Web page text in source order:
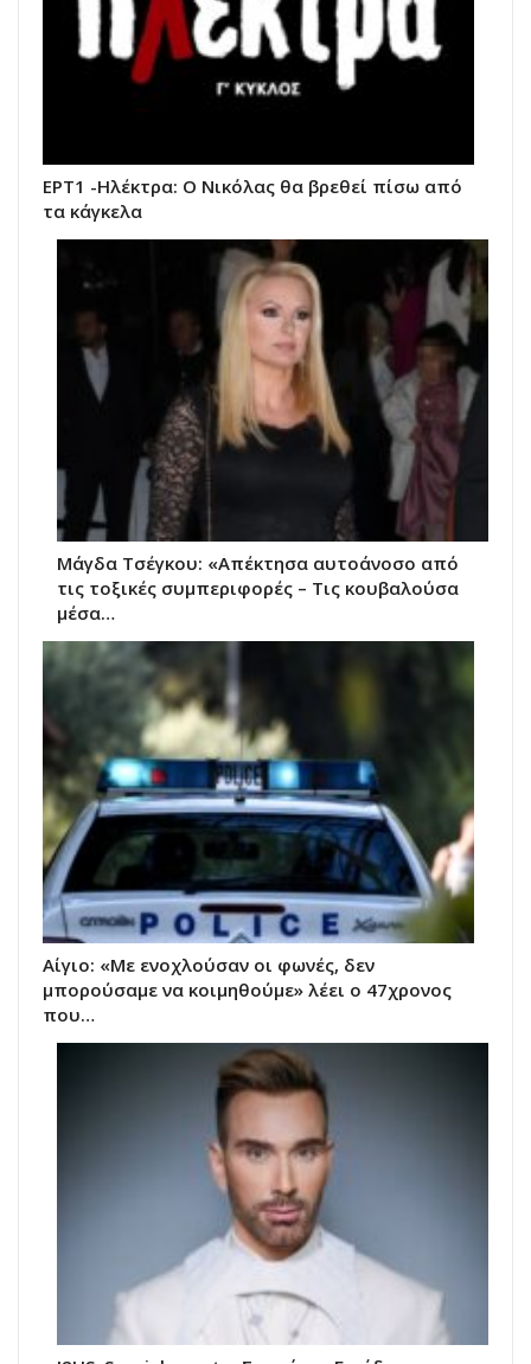
ΕΡΤ1 -Ηλέκτρα: Ο Νικόλας θα βρεθεί πίσω από
τα κάγκελα
Μάγδα Τσέγκου: «Απέκτησα αυτοάνοσο από
τις τοξικές συμπεριφορές – Τις κουβαλούσα
μέσα…
Αίγιο: «Με ενοχλούσαν οι φωνές, δεν
μπορούσαμε να κοιμηθούμε» λέει ο 47χρονος
που…